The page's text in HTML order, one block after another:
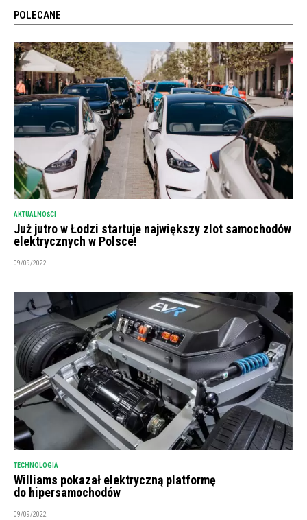
POLECANE
AKTUALNOŚCI
Już jutro w Łodzi startuje największy zlot samochodów
elektrycznych w Polsce!
09/09/2022
TECHNOLOGIA
Williams pokazał elektryczną platformę
do hipersamochodów
09/09/2022